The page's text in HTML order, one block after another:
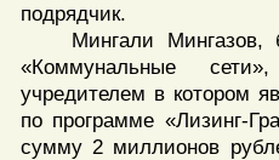
подрядчик.
Мингали Мингазов,
«Коммунальные
учредителем в котором
по программе «Лизинг-
сумму 2 миллионов